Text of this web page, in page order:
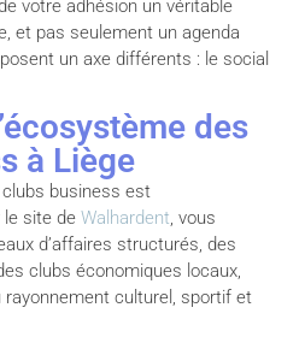
votre adhésion un véritable
et pas seulement un agenda
un axe différents : le social
des
à Liège
clubs business est
le site deWalhardent, vous
d’affaires structurés, des
clubs économiques locaux,
culturel, sportif et